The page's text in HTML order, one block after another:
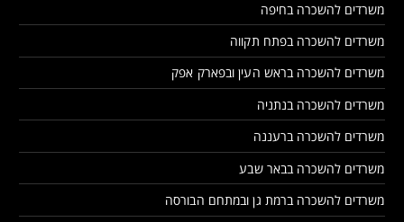
משרדים להשכרה בחיפה
משרדים להשכרה בפתח תקווה
משרדים להשכרה בראש העין ובפארק אפק
משרדים להשכרה בנתניה
משרדים להשכרה ברעננה
משרדים להשכרה בבאר שבע
משרדים להשכרה ברמת גן ובמתחם הבורסה